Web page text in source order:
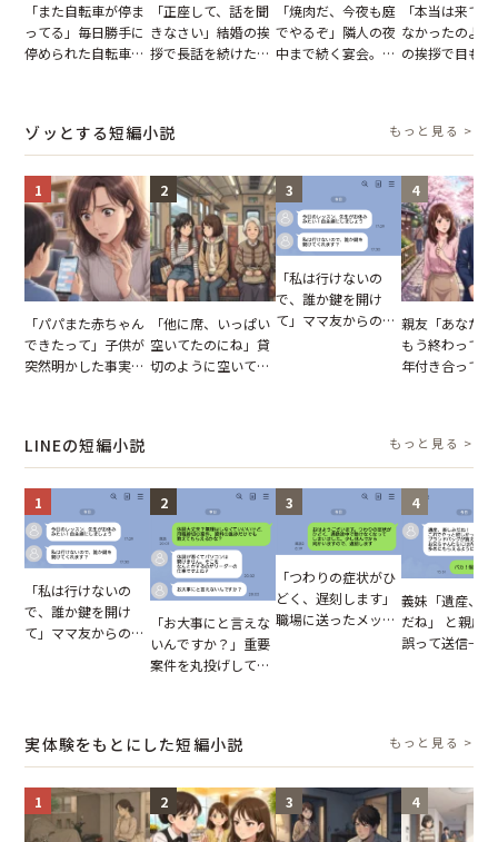
「また自転車が停ま
ってる」毎日勝手に
停められた自転車。
「正座して、話を聞
きなさい」結婚の挨
拶で長話を続けた義
「焼肉だ、今夜も庭
でやるぞ」隣人の夜
中まで続く宴会。我
「本当は来て
なかったのよ
の挨拶で目も
ゾッとする短編小説 もっと見る >
1
「パパまた赤ちゃん
できたって」子供が
突然明かした事実。
2
「他に席、いっぱい
空いてたのにね」貸
切のように空いてる
3
「私は行けないの
で、誰か鍵を開け
て」ママ友からの
4
親友「あなた
もう終わって
年付き合って
LINEの短編小説 もっと見る >
1
「私は行けないの
で、誰か鍵を開け
て」ママ友からの
2
「お大事にと言えな
いんですか？」重要
案件を丸投げして休
3
「つわりの症状がひ
どく、遅刻します」
職場に送ったメッセ
4
義妹「遺産、
だね」 と親戚
誤って送信→夫
実体験をもとにした短編小説 もっと見る >
1 2 3 4